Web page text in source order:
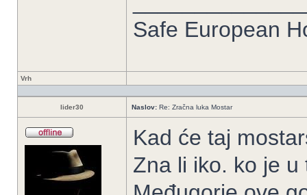
Safe European
Vrh
lider30 Naslov: Re: Zračna luka Mostar
Kad će taj
Zna li iko. ko je